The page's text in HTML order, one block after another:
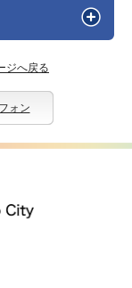
ジへ戻る
ォン